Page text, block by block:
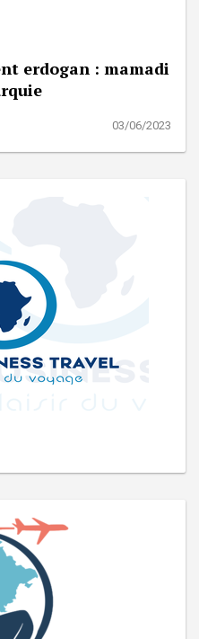
erdogan : mamadi
03/06/2023